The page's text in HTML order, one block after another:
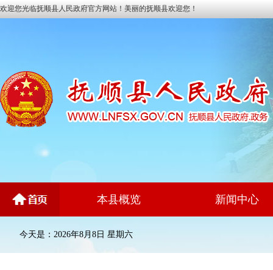
欢迎您光临抚顺县人民政府官方网站！美丽的抚顺县欢迎您！
本县概览 新闻中心
今天是：2026年8月8日 星期六